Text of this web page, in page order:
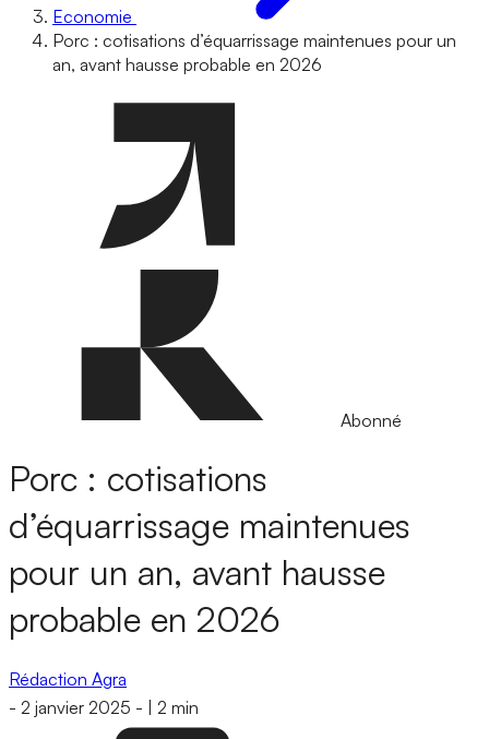
Economie
Porc : cotisations d’équarrissage maintenues pour un
an, avant hausse probable en 2026
Abonné
Porc : cotisations
d’équarrissage maintenues
pour un an, avant hausse
probable en 2026
Rédaction Agra
- 2 janvier 2025 - 2 min